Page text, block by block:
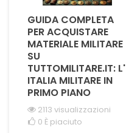
GUIDA COMPLETA
PER ACQUISTARE
MATERIALE MILITARE
SU
TUTTOMILITARE.IT: L'
ITALIA MILITARE IN
PRIMO PIANO
2113 visualizzazioni
0 È piaciuto